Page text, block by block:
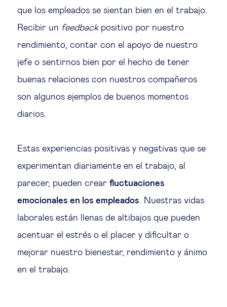
Sobre nosotros
Insights & knowledge by
Suscríbete
que los empleados se sientan bien en el trabajo.
Recibir un feedbackpositivo por nuestro
rendimiento, contar con el apoyo de nuestro
jefe o sentirnos bien por el hecho de tener
buenas relaciones con nuestros compañeros
son algunos ejemplos de buenos momentos
diarios.
Estas experiencias positivas y negativas que se
experimentan diariamente en el trabajo, al
parecer, pueden crear fluctuaciones
emocionales en los empleados. Nuestras vidas
laborales están llenas de altibajos que pueden
acentuar el estrés o el placer y dificultar o
mejorar nuestro bienestar, rendimiento y ánimo
en el trabajo.